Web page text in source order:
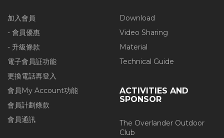
加入會員
- 會員優惠
- 升級條款
電子會員証功能
更換電話再登入
會員My Account功能
會員計劃條款
會員通訊
Download
Video Sharing
Material
Technical Guide
ACTIVITIES AND
SPONSOR
The Overlander Outdoor
Club